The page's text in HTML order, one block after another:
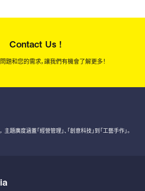
Contact Us !
題和您的需求，讓我們有機會了解更多！
主題廣度涵蓋「經營管理」、「創意科技」到「工藝手作」。